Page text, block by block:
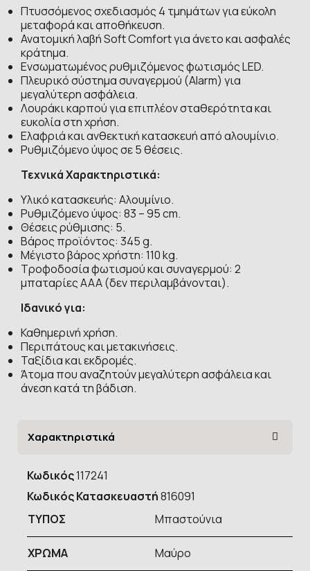
Πτυσσόμενος σχεδιασμός 4 τμημάτων για εύκολη
μεταφορά και αποθήκευση.
Ανατομική λαβή Soft Comfort για άνετο και ασφαλές
κράτημα.
Ενσωματωμένος ρυθμιζόμενος φωτισμός LED.
Πλευρικό σύστημα συναγερμού (Alarm) για
μεγαλύτερη ασφάλεια.
Λουράκι καρπού για επιπλέον σταθερότητα και
ευκολία στη χρήση.
Ελαφριά και ανθεκτική κατασκευή από αλουμίνιο.
Ρυθμιζόμενο ύψος σε 5 θέσεις.
Τεχνικά Χαρακτηριστικά:
Υλικό κατασκευής: Αλουμίνιο.
Ρυθμιζόμενο ύψος: 83 – 95 cm.
Θέσεις ρύθμισης: 5.
Βάρος προϊόντος: 345 g.
Μέγιστο βάρος χρήστη: 110 kg.
Τροφοδοσία φωτισμού και συναγερμού: 2
μπαταρίες AAA (δεν περιλαμβάνονται).
Ιδανικό για:
Καθημερινή χρήση.
Περιπάτους και μετακινήσεις.
Ταξίδια και εκδρομές.
Άτομα που αναζητούν μεγαλύτερη ασφάλεια και
άνεση κατά τη βάδιση.
Χαρακτηριστικά
Κωδικός117241
Κωδικός Κατασκευαστή816091
ΤΥΠOΣ
Μπαστούνια
ΧΡΩΜΑ Μαύρο